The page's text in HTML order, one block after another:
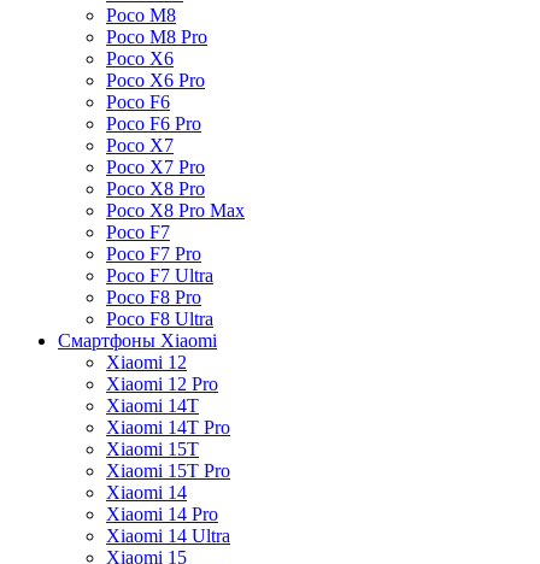
Poco M8
Poco M8 Pro
Poco X6
Poco X6 Pro
Poco F6
Poco F6 Pro
Poco X7
Poco X7 Pro
Poco X8 Pro
Poco X8 Pro Max
Poco F7
Poco F7 Pro
Poco F7 Ultra
Poco F8 Pro
Poco F8 Ultra
Смартфоны Xiaomi
Xiaomi 12
Xiaomi 12 Pro
Xiaomi 14T
Xiaomi 14T Pro
Xiaomi 15T
Xiaomi 15T Pro
Xiaomi 14
Xiaomi 14 Pro
Xiaomi 14 Ultra
Xiaomi 15